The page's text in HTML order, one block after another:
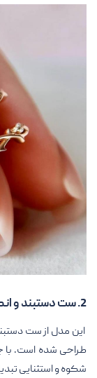
2. ست دستبند و انگشتر طلا با الماس
این مدل از ست
طراحی شده است. با
شکوه و استثنایی